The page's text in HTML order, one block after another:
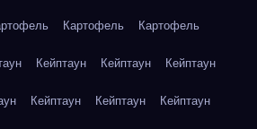
Картофель Картофель
Кейптаун Кейптаун Кейптаун
Кейптаун Кейптаун Кейптаун